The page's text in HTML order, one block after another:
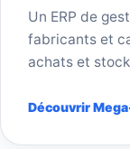
Un ERP de
fabricants et
achats et
Découvrir